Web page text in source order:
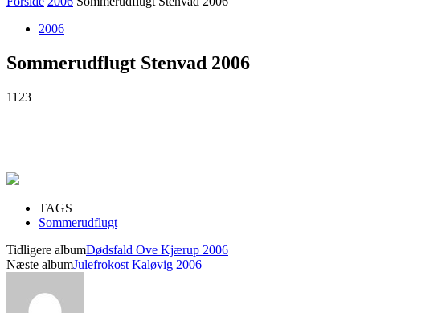
2006
Sommerudflugt Stenvad 2006
1123
TAGS
Sommerudflugt
Tidligere albumDødsfald Ove Kjærup 2006
Næste albumJulefrokost Kaløvig 2006